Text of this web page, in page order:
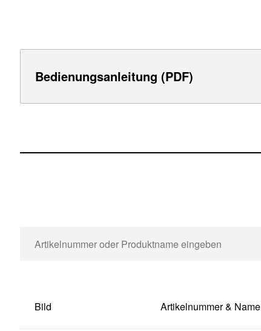
Bedienungsanleitung (PDF)
Bild Artikelnummer & Name